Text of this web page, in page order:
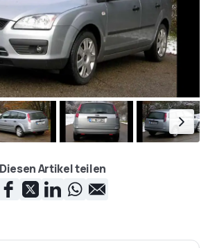
Diesen Artikel teilen